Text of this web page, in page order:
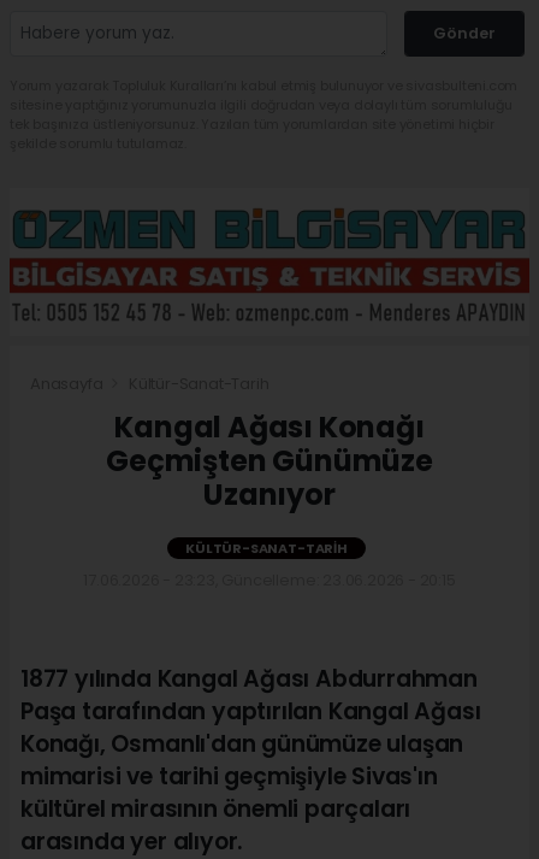
Gönder
Kangal Ağası Konağı
Geçmişten Günümüze
Uzanıyor
KÜLTÜR-SANAT-TARIH
1877 yılında Kangal Ağası Abdurrahman
Paşa tarafından yaptırılan Kangal Ağası
Konağı, Osmanlı'dan günümüze ulaşan
mimarisi ve tarihi geçmişiyle Sivas'ın
kültürel mirasının önemli parçaları
arasında yer alıyor.